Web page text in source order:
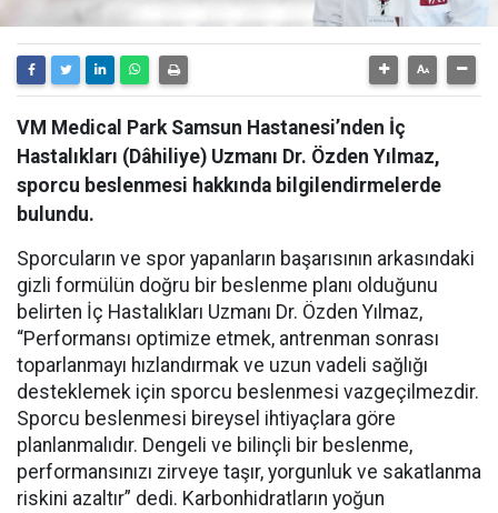
VM Medical Park Samsun Hastanesi’nden İç
Hastalıkları (Dâhiliye) Uzmanı Dr. Özden Yılmaz,
sporcu beslenmesi hakkında bilgilendirmelerde
bulundu.
Sporcuların ve spor yapanların başarısının arkasındaki
gizli formülün doğru bir beslenme planı olduğunu
belirten İç Hastalıkları Uzmanı Dr. Özden Yılmaz,
“Performansı optimize etmek, antrenman sonrası
toparlanmayı hızlandırmak ve uzun vadeli sağlığı
desteklemek için sporcu beslenmesi vazgeçilmezdir.
Sporcu beslenmesi bireysel ihtiyaçlara göre
planlanmalıdır. Dengeli ve bilinçli bir beslenme,
performansınızı zirveye taşır, yorgunluk ve sakatlanma
riskini azaltır” dedi. Karbonhidratların yoğun